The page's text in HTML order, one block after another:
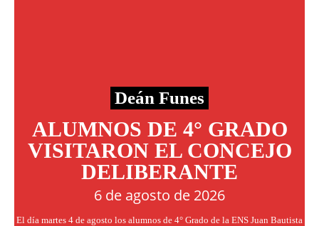
Deán Funes
ALUMNOS DE 4° GRADO
VISITARON EL CONCEJO
DELIBERANTE
6 de agosto de 2026
El día martes 4 de agosto los alumnos de 4° Grado de la ENS Juan Bautista